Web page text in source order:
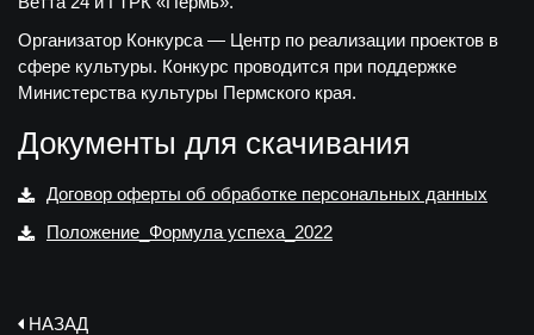
Организатор Конкурса — Центр по реализации проектов в
сфере культуры. Конкурс проводится при поддержке
Министерства культуры Пермского края.
Документы для скачивания
Договор оферты об обработке персональных данных
Положение_Формула успеха_2022
НАЗАД